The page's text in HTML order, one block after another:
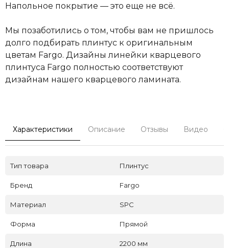
Напольное покрытие — это еще не всё.
Мы позаботились о том, чтобы вам не пришлось
долго подбирать плинтус к оригинальным
цветам Fargo. Дизайны линейки кварцевого
плинтуса Fargo полностью соответствуют
дизайнам нашего кварцевого ламината.
Характеристики Описание Отзывы Видео
Тип товара Плинтус
Бренд Fargo
Материал SPC
Форма Прямой
Длина 2200 мм